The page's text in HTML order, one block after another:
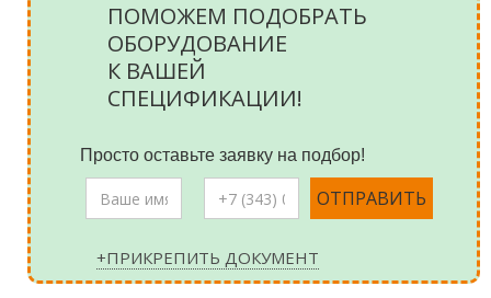
ПОМОЖЕМ ПОДОБРАТЬ
ОБОРУДОВАНИЕ
К ВАШЕЙ
СПЕЦИФИКАЦИИ!
Просто оставьте заявку на подбор!
+ПРИКРЕПИТЬ ДОКУМЕНТ